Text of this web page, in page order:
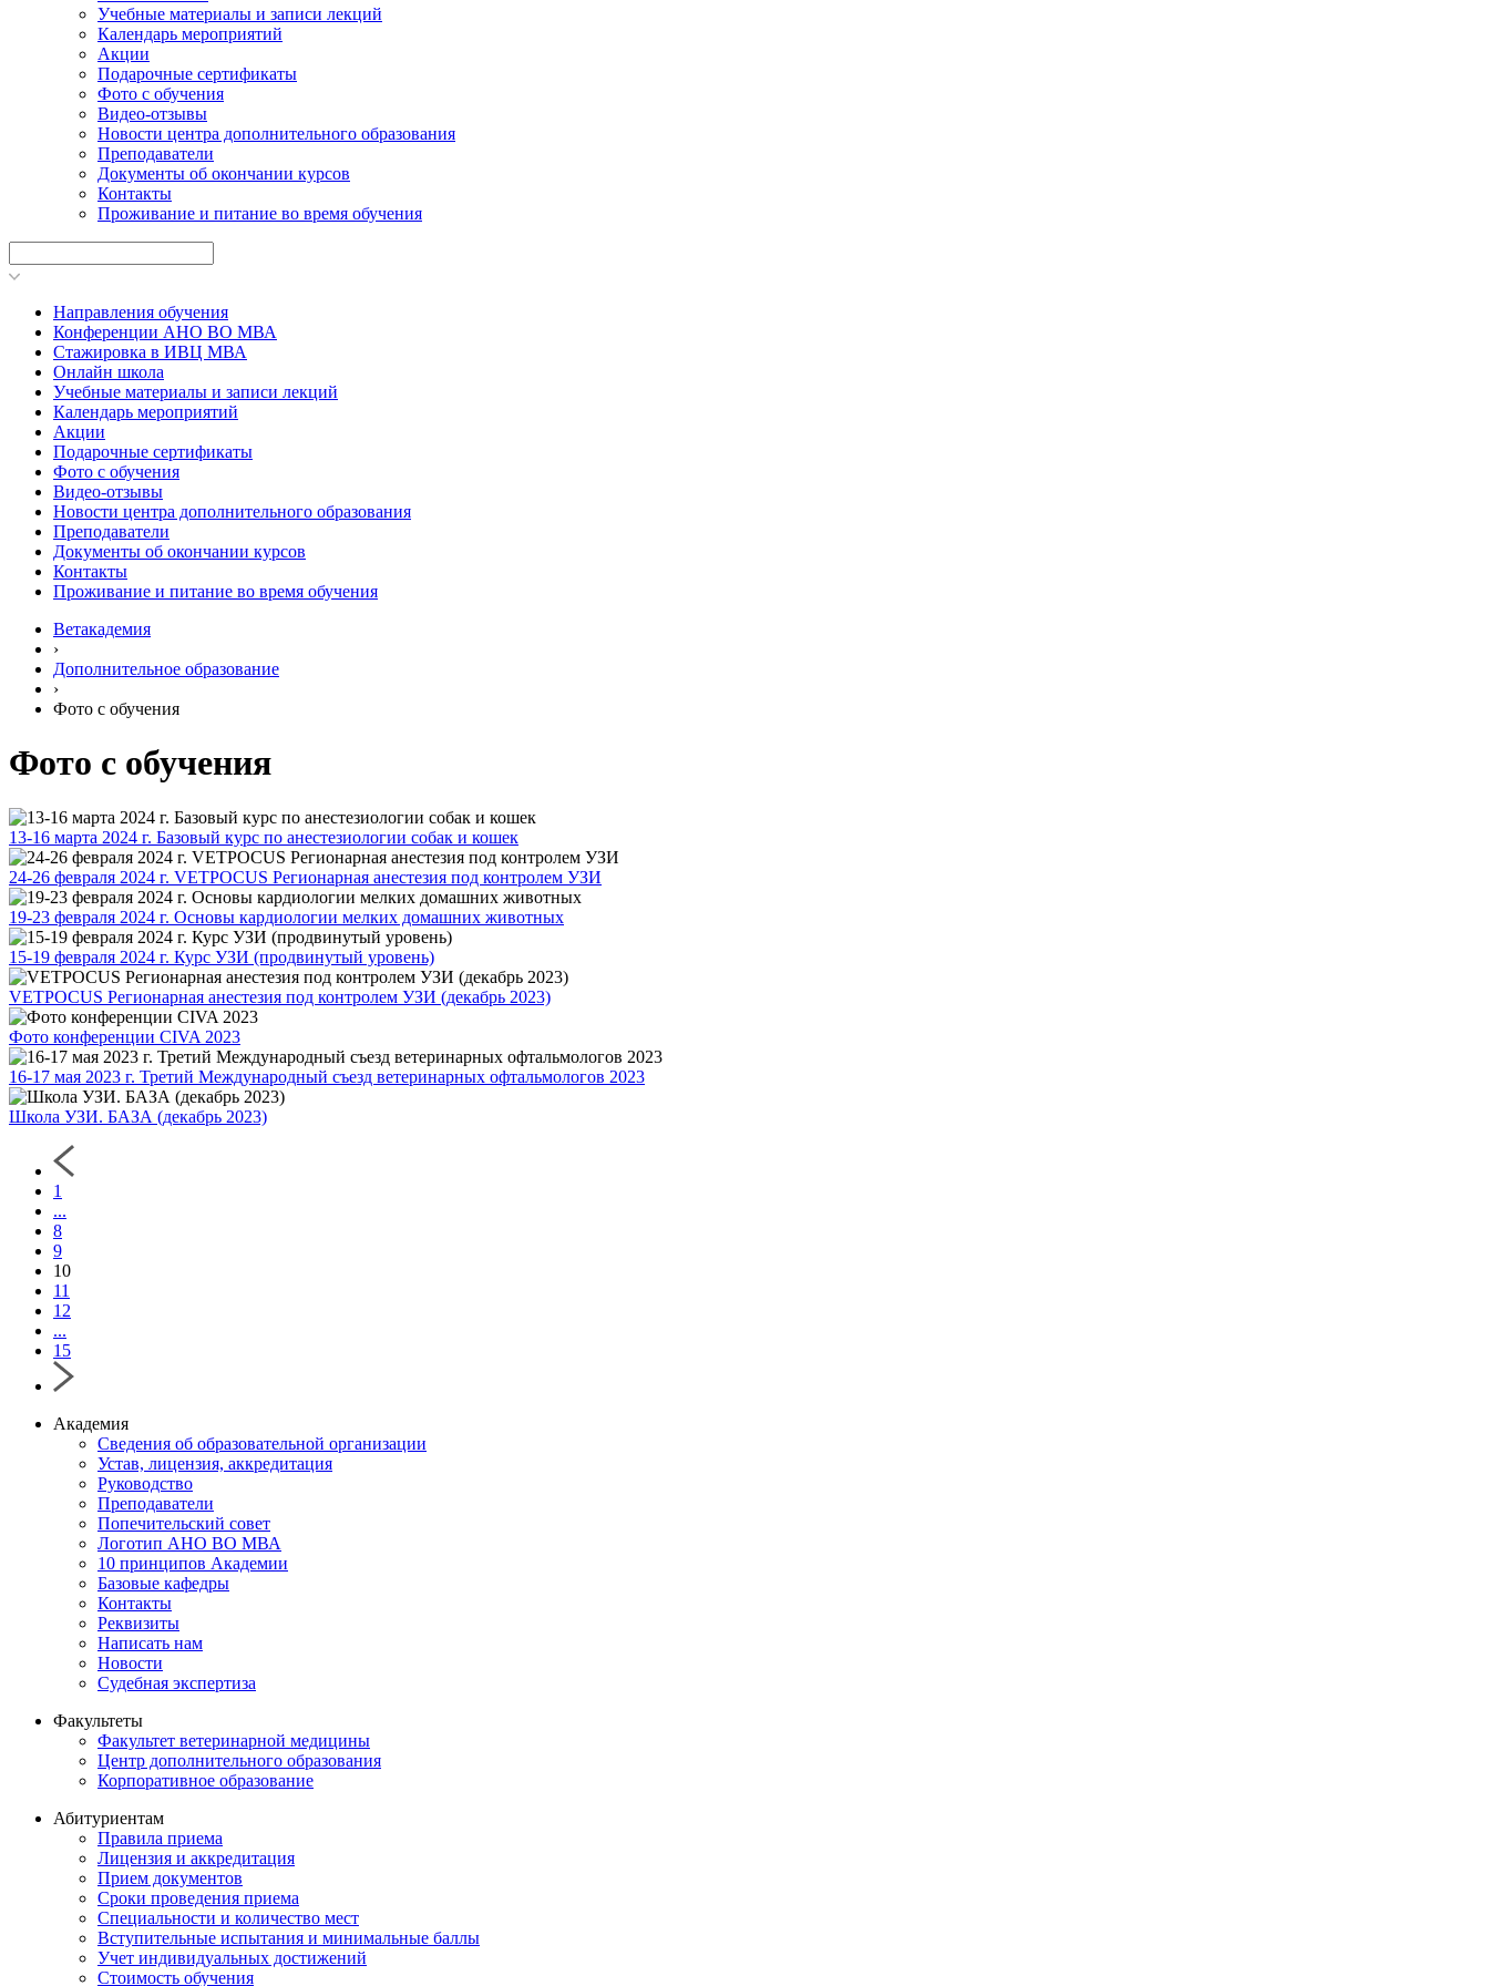
Учебные материалы и записи лекций
Календарь мероприятий
Акции
Подарочные сертификаты
Фото с обучения
Видео-отзывы
Новости центра дополнительного образования
Преподаватели
Документы об окончании курсов
Контакты
Проживание и питание во время обучения
Направления обучения
Конференции АНО ВО МВА
Стажировка в ИВЦ МВА
Онлайн школа
Учебные материалы и записи лекций
Календарь мероприятий
Акции
Подарочные сертификаты
Фото с обучения
Видео-отзывы
Новости центра дополнительного образования
Преподаватели
Документы об окончании курсов
Контакты
Проживание и питание во время обучения
Ветакадемия
›
Дополнительное образование
›
Фото с обучения
Фото с обучения
13-16 марта 2024 г. Базовый курс по анестезиологии собак и кошек
24-26 февраля 2024 г. VETPOCUS Регионарная анестезия под контролем УЗИ
19-23 февраля 2024 г. Основы кардиологии мелких домашних животных
15-19 февраля 2024 г. Курс УЗИ (продвинутый уровень)
VETPOCUS Регионарная анестезия под контролем УЗИ (декабрь 2023)
Фото конференции CIVA 2023
16-17 мая 2023 г. Третий Международный съезд ветеринарных офтальмологов 2023
Школа УЗИ. БАЗА (декабрь 2023)
1
...
8
9
10
11
12
...
15
Академия
Сведения об образовательной организации
Устав, лицензия, аккредитация
Руководство
Преподаватели
Попечительский совет
Логотип АНО ВО МВА
10 принципов Академии
Базовые кафедры
Контакты
Реквизиты
Написать нам
Новости
Судебная экспертиза
Факультеты
Факультет ветеринарной медицины
Центр дополнительного образования
Корпоративное образование
Абитуриентам
Правила приема
Лицензия и аккредитация
Прием документов
Сроки проведения приема
Специальности и количество мест
Вступительные испытания и минимальные баллы
Учет индивидуальных достижений
Стоимость обучения